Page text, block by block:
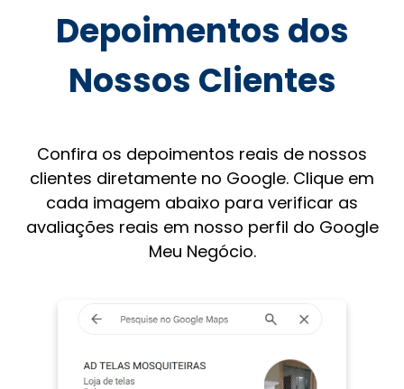
Depoimentos dos
Nossos Clientes
Confira os depoimentos reais de nossos
clientes diretamente no Google. Clique em
cada imagem abaixo para verificar as
avaliações reais em nosso perfil do Google
Meu Negócio.